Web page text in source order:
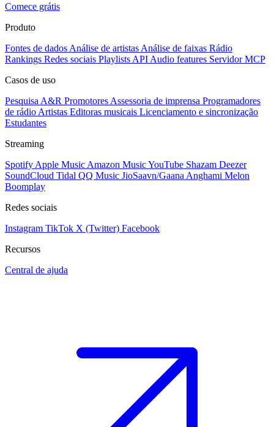
Comece grátis
Produto
Fontes de dados Análise de artistas Análise de faixas Rádio
Rankings Redes sociais Playlists API Audio features Servidor MCP
Casos de uso
Pesquisa A&R Promotores Assessoria de imprensa Programadores
de rádio Artistas Editoras musicais Licenciamento e sincronização
Estudantes
Streaming
Spotify Apple Music Amazon MusicYouTube Shazam Deezer
SoundCloud Tidal QQ Music JioSaavn/Gaana Anghami Melon
Boomplay
Redes sociais
Instagram TikTok X (Twitter) Facebook
Recursos
Central de ajuda